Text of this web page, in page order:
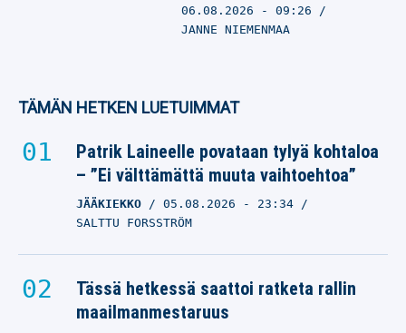
06.08.2026 - 09:26
JANNE NIEMENMAA
TÄMÄN HETKEN LUETUIMMAT
Patrik Laineelle povataan tylyä kohtaloa
– ”Ei välttämättä muuta vaihtoehtoa”
JÄÄKIEKKO 05.08.2026 - 23:34
SALTTU FORSSTRÖM
Tässä hetkessä saattoi ratketa rallin
maailmanmestaruus